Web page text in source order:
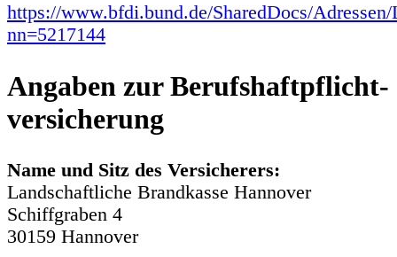
https://www.bfdi.bund.de/SharedDocs/
nn=5217144
Angaben zur Berufs­haftpflicht­
versicherung
Name und Sitz des Versicherers:
Landschaftliche Brandkasse Hannover
Schiffgraben 4
30159 Hannover